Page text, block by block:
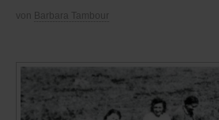
von Barbara Tambour